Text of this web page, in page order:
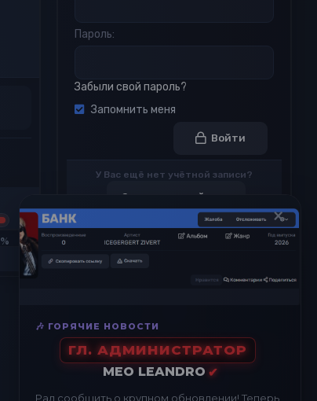
Пароль
Забыли свой пароль?
Запомнить меня
Войти
У Вас ещё нет учётной записи?
Зарегистрируйтесь
Просмотров профиля
Недавние просмотры
×
🎶 ГОРЯЧИЕ НОВОСТИ
ГЛ. АДМИНИСТРАТОР
MEO LEANDRO ✔
Рад сообщить о крупном обновлении! Теперь